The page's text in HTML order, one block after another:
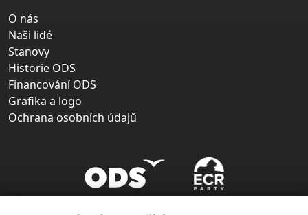
O nás
Naši lidé
Stanovy
Historie ODS
Financování ODS
Grafika a logo
Ochrana osobních údajů